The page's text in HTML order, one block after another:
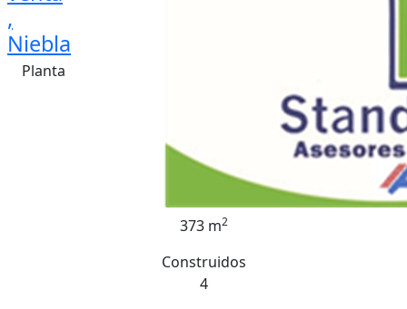
,
Niebla
Planta
373 m2
Construidos
4